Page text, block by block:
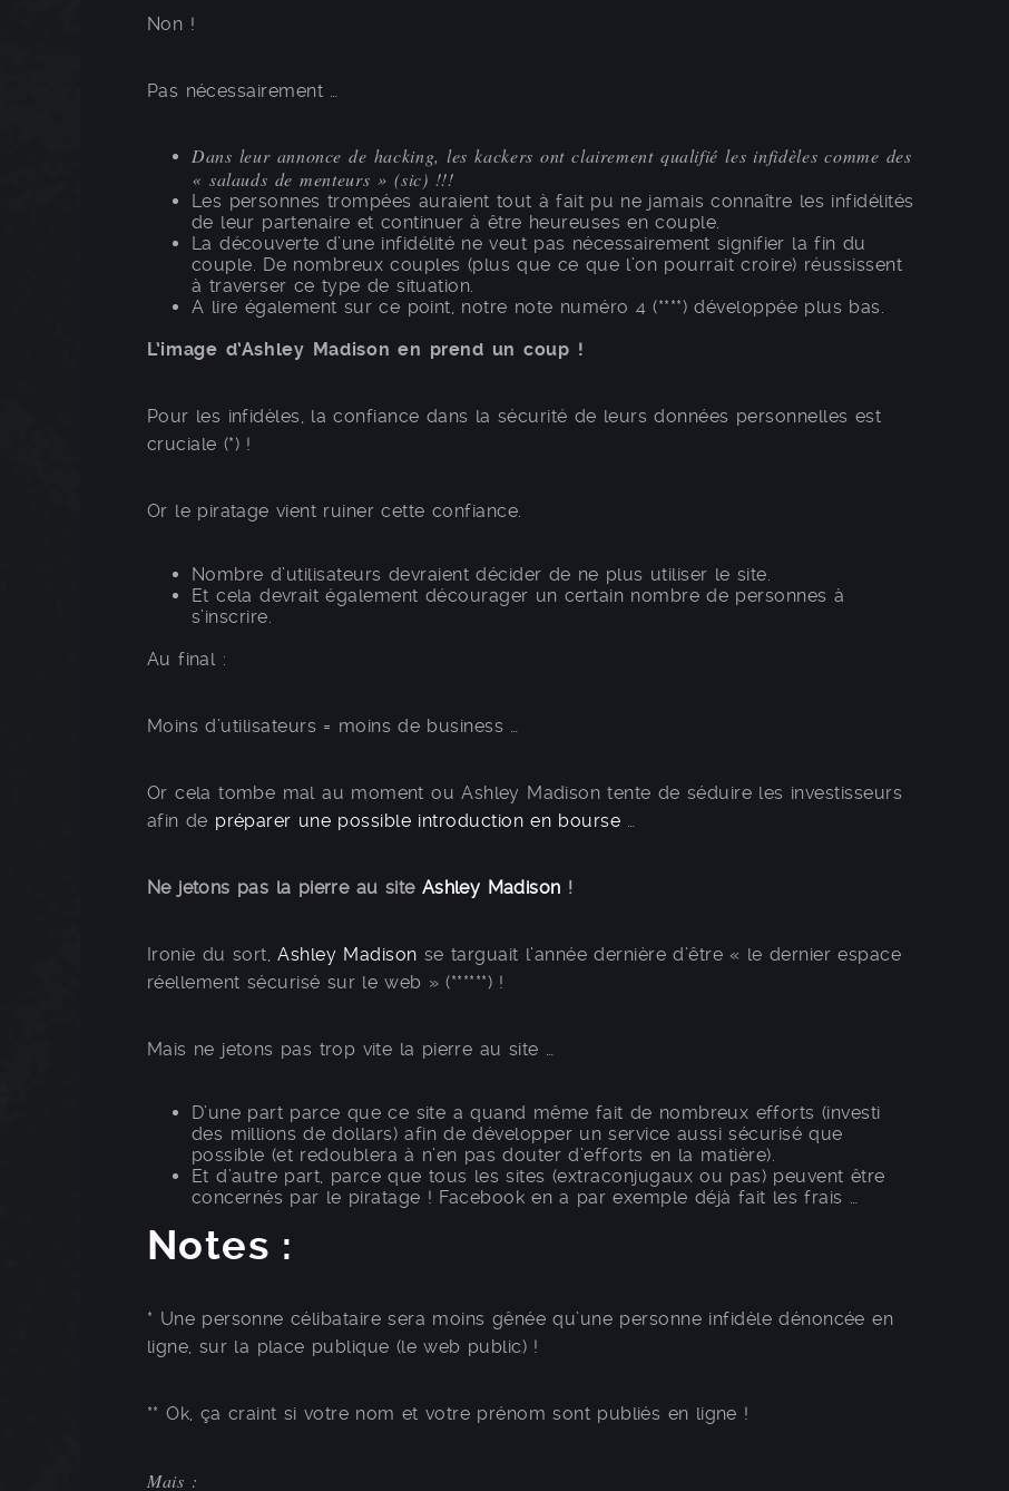
Non !
Pas nécessairement …
Dans leur annonce de hacking, les kackers ont clairement qualifié les infidèles comme des
« salauds de menteurs » (sic) !!!
Les personnes trompées auraient tout à fait pu ne jamais connaître les infidélités
de leur partenaire et continuer à être heureuses en couple.
La découverte d’une infidélité ne veut pas nécessairement signifier la fin du
couple. De nombreux couples (plus que ce que l’on pourrait croire) réussissent
à traverser ce type de situation.
A lire également sur ce point, notre note numéro 4 (****) développée plus bas.
L’image d’Ashley Madison en prend un coup !
Pour les infidèles, la confiance dans la sécurité de leurs données personnelles est
cruciale (*) !
Or le piratage vient ruiner cette confiance.
Nombre d’utilisateurs devraient décider de ne plus utiliser le site.
Et cela devrait également décourager un certain nombre de personnes à
s’inscrire.
Au final :
Moins d’utilisateurs = moins de business …
Or cela tombe mal au moment ou Ashley Madison tente de séduire les investisseurs
afin de préparer une possible introduction en bourse …
Ne jetons pas la pierre au site Ashley Madison !
Ironie du sort,Ashley Madison se targuait l’année dernière d’être « le dernier espace
réellement sécurisé sur le web » (******) !
Mais ne jetons pas trop vite la pierre au site …
D’une part parce que ce site a quand même fait de nombreux efforts (investi
des millions de dollars) afin de développer un service aussi sécurisé que
possible (et redoublera à n’en pas douter d’efforts en la matière).
Et d’autre part, parce que tous les sites (extraconjugaux ou pas) peuvent être
concernés par le piratage ! Facebook en a par exemple déjà fait les frais …
Notes :
* Une personne célibataire sera moins gênée qu’une personne infidèle dénoncée en
ligne, sur la place publique (le web public) !
** Ok, ça craint si votre nom et votre prénom sont publiés en ligne !
Mais :